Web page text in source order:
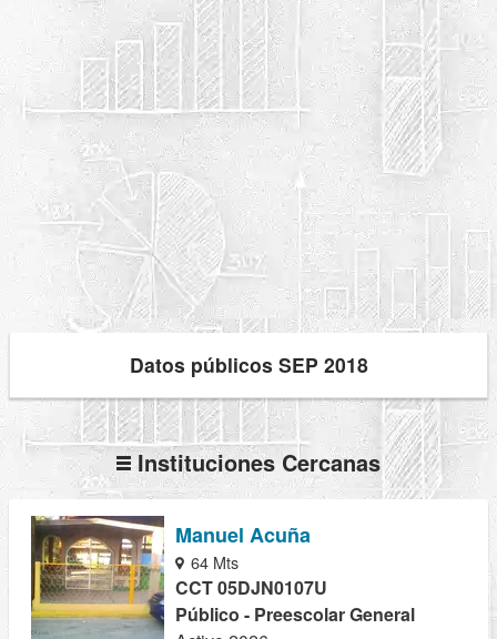
Datos públicos SEP 2018
Instituciones Cercanas
Manuel Acuña
64 Mts
CCT 05DJN0107U
Público - Preescolar General